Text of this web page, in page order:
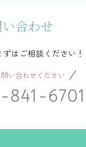
合わせ
はご相談ください！
い合わせください
841-6701